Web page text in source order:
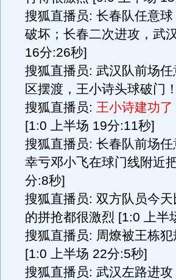
搜狐直播员: 长春队任意
破坏；长春二次进攻，武
16分:26秒]
搜狐直播员: 武汉队前场
区摆渡，王小诗头球破门
搜狐直播员: 王小诗建功
[1:0 上半场 19分:11秒]
搜狐直播员: 长春队前场
幸亏邓小飞在球门线附近
分:8秒]
搜狐直播员: 双方队员今
的拼抢都很激烈 [1:0 上半
搜狐直播员: 周燎被王栋
[1:0 上半场 22分:5秒]
搜狐直播员: 武汉左路进